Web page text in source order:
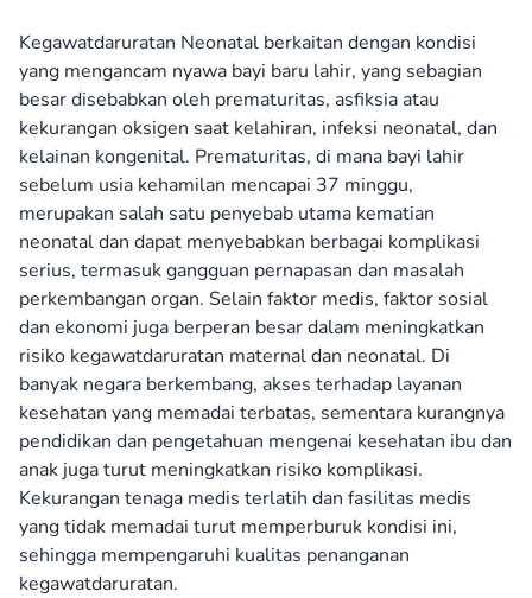
Kegawatdaruratan Neonatal berkaitan dengan kondisi
yang mengancam nyawa bayi baru lahir, yang sebagian
besar disebabkan oleh prematuritas, asfiksia atau
kekurangan oksigen saat kelahiran, infeksi neonatal, dan
kelainan kongenital. Prematuritas, di mana bayi lahir
sebelum usia kehamilan mencapai 37 minggu,
merupakan salah satu penyebab utama kematian
neonatal dan dapat menyebabkan berbagai komplikasi
serius, termasuk gangguan pernapasan dan masalah
perkembangan organ. Selain faktor medis, faktor sosial
dan ekonomi juga berperan besar dalam meningkatkan
risiko kegawatdaruratan maternal dan neonatal. Di
banyak negara berkembang, akses terhadap layanan
kesehatan yang memadai terbatas, sementara kurangnya
pendidikan dan pengetahuan mengenai kesehatan ibu dan
anak juga turut meningkatkan risiko komplikasi.
Kekurangan tenaga medis terlatih dan fasilitas medis
yang tidak memadai turut memperburuk kondisi ini,
sehingga mempengaruhi kualitas penanganan
kegawatdaruratan.